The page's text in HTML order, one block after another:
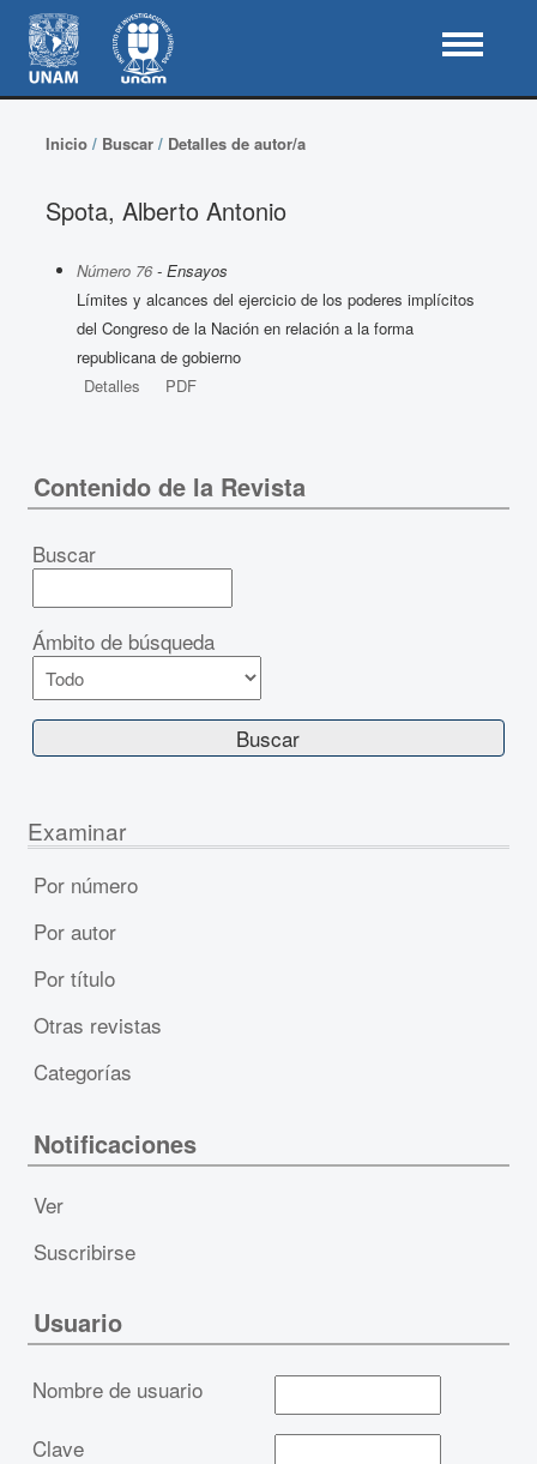
Inicio/ Buscar/ Detalles de autor/a
Spota, Alberto Antonio
Número 76- Ensayos
Límites y alcances del ejercicio de los poderes implícitos
del Congreso de la Nación en relación a la forma
republicana de gobierno
Detalles
PDF
Contenido de la Revista
Buscar
Ámbito de búsqueda
Examinar
Por número
Por autor
Por título
Otras revistas
Categorías
Notificaciones
Ver
Suscribirse
Usuario
Nombre de usuario
Clave